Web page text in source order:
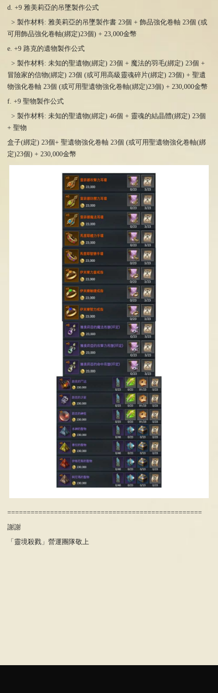
d. +9 雅美莉亞的吊墜製作公式
> 製作材料: 雅美莉亞的吊墜製作書23個 + 飾品強化卷軸 23個 (或
可用飾品強化卷軸(綁定)23個) + 23,000金幣
e. +9 路克的遺物製作公式
> 製作材料: 未知的聖遺物(綁定) 23個 + 魔法的羽毛(綁定) 23個 +
冒險家的信物(綁定) 23個 (或可用高級靈魂碎片(綁定) 23個) + 聖遺
物強化卷軸 23個 (或可用聖遺物強化卷軸(綁定)23個) + 230,000金幣
f. +9 聖物製作公式
> 製作材料: 未知的聖遺物(綁定) 46個 + 靈魂的結晶體(綁定) 23個
+ 聖物
盒子(綁定) 23個+ 聖遺物強化卷軸 23個 (或可用聖遺物強化卷軸(綁
定)23個) + 230,000金幣
==================================================
謝謝
「靈境殺戮」營運團隊敬上